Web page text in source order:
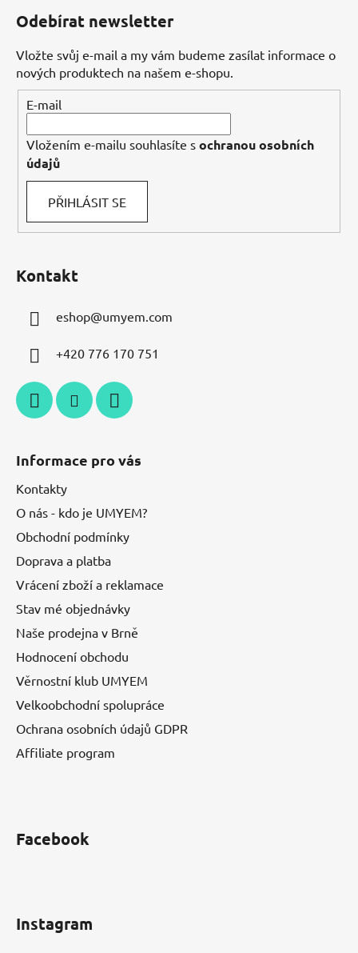
Odebírat newsletter
Vložte svůj e-mail a my vám budeme zasílat informace o
nových produktech na našem e-shopu.
E-mail
Vložením e-mailu souhlasíte s ochranou osobních
údajů
PŘIHLÁSIT SE
Kontakt
eshop@umyem.com
+420 776 170 751
Informace pro vás
Kontakty
O nás - kdo je UMYEM?
Obchodní podmínky
Doprava a platba
Vrácení zboží a reklamace
Stav mé objednávky
Naše prodejna v Brně
Hodnocení obchodu
Věrnostní klub UMYEM
Velkoobchodní spolupráce
Ochrana osobních údajů GDPR
Affiliate program
Facebook
Instagram